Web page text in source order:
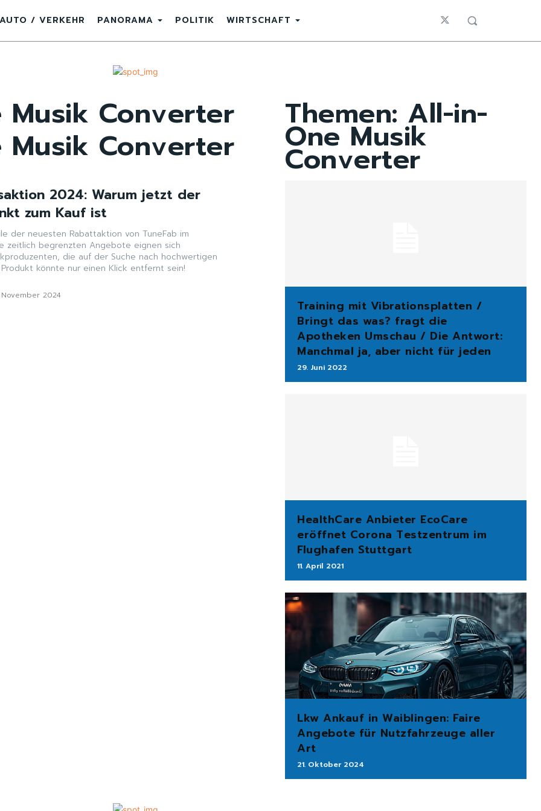
AUTO / VERKEHR PANORAMA POLITIK WIRTSCHAFT
Musik Converter
Musik Converter
2024: Warum jetzt der
zum Kauf ist
der neuesten Rabattaktion von TuneFab im
zeitlich begrenzten Angebote eignen sich
die auf der Suche nach hochwertigen
könnte nur einen Klick entfernt sein!
November 2024
Themen: All-in-
One Musik
Converter
Training mit Vibrationsplatten /
Bringt das was? fragt die
Apotheken Umschau / Die Antwort:
Manchmal ja, aber nicht für jeden
29. Juni 2022
HealthCare Anbieter EcoCare
eröffnet Corona Testzentrum im
Flughafen Stuttgart
11. April 2021
Lkw Ankauf in Waiblingen: Faire
Angebote für Nutzfahrzeuge aller
Art
21. Oktober 2024